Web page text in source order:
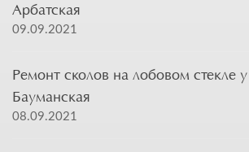
Арбатская
09.09.2021
Ремонт сколов на лобовом стекле
Бауманская
08.09.2021